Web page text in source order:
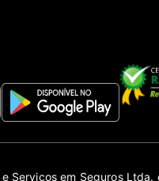
Serviços em Seguros